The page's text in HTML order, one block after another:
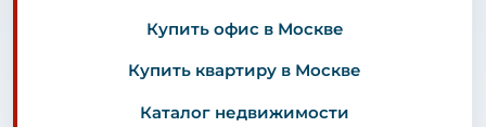
Купить офис в Москве
Купить квартиру в Москве
Каталог недвижимости